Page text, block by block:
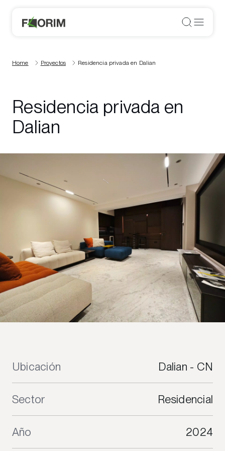
Home Proyectos Residencia privada en Dalian
Residencia privada en
Dalian
Ubicación Dalian - CN
Sector Residencial
Año 2024